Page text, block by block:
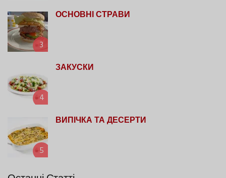
3
ОСНОВНІ СТРАВИ
4
ЗАКУСКИ
5
ВИПІЧКА ТА ДЕСЕРТИ